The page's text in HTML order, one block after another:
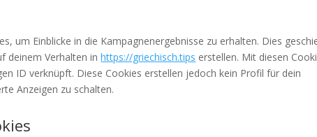
um Einblicke in die Kampagnenergebnisse zu erhalten. Dies
deinem Verhalten inhttps://griechisch.tips erstellen. Mit diesen
ID verknüpft. Diese Cookies erstellen jedoch kein Profil für dein
Anzeigen zu schalten.